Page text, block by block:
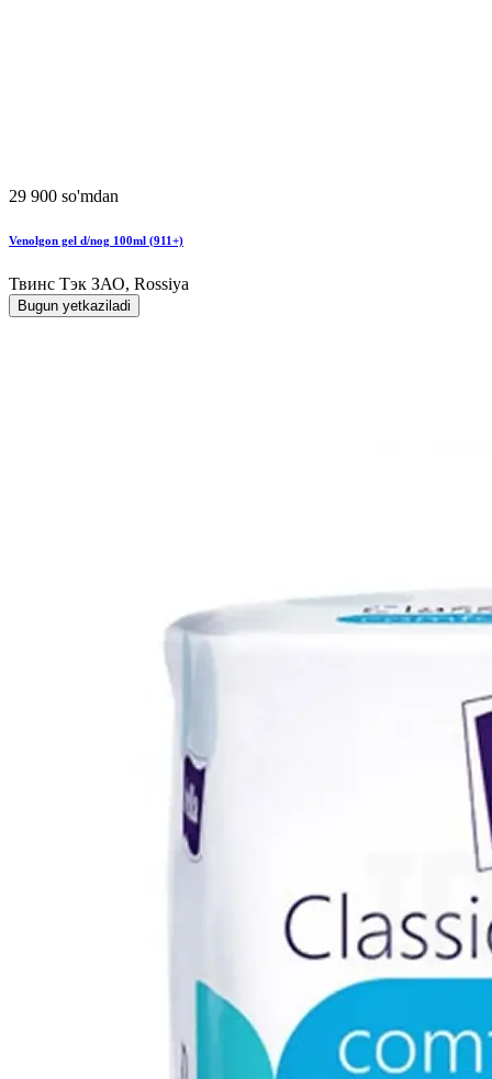
29 900 so'mdan
Venolgon gel d/nog 100ml (911+)
Твинс Тэк ЗАО, Rossiya
Bugun yetkaziladi